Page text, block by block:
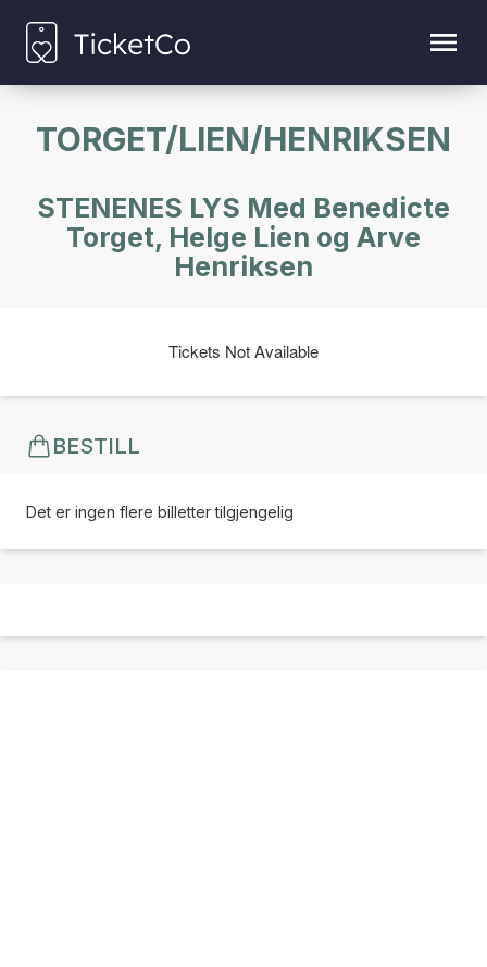
TORGET/LIEN/HENRIKSEN
STENENES LYS Med Benedicte
Torget, Helge Lien og Arve
Henriksen
Tickets Not Available
BESTILL
Det er ingen flere billetter tilgjengelig